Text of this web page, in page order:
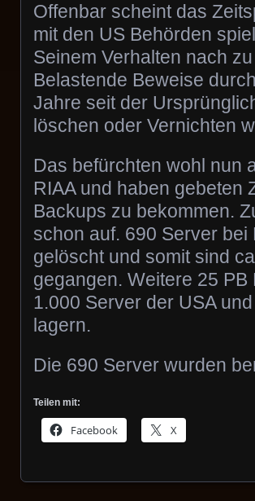
Offenbar scheint das
mit den US Behörden
Seinem Verhalten nach
Belastende Beweise
Jahre seit der
löschen oder Vernichten
Das befürchten wohl nun
RIAA und haben gebeten
Backups zu bekommen.
schon auf. 690 Server
gelöscht und somit sind
gegangen. Weitere 25
1.000 Server der USA
lagern.
Die 690 Server wurden
Teilen mit:
Facebook X